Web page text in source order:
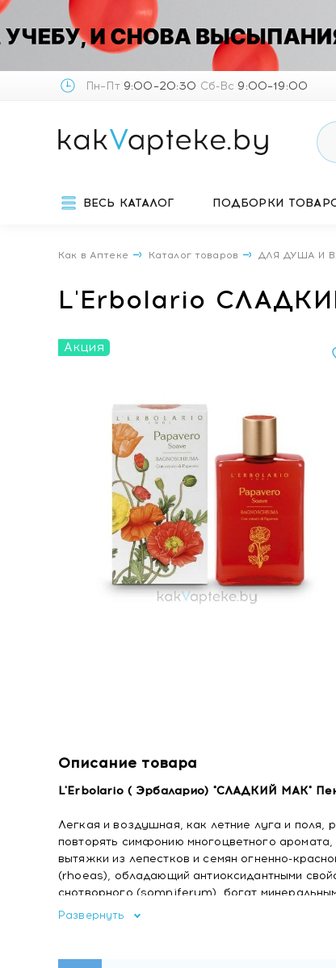
Пн–Пт9:00–20:30 Сб-Вс 9:00–19:00
ВЕСЬ КАТАЛОГ ПОДБОРКИ
Как в Аптеке Каталог товаров ДЛЯ ДУША И
L'Erbolario
Акция
Описание товара
L'Erbolario ( Эрбаларио) "СЛАДКИЙ МАК"
Легкая и воздушная, как летние луга и поля,
повторять симфонию многоцветного
вытяжки из лепестков и семян огненно-
(rhoeas), обладающий антиоксидантными
снотворного (somniferum), богат
тонизирующее действие.
если предпочитаете душ.
Развернуть